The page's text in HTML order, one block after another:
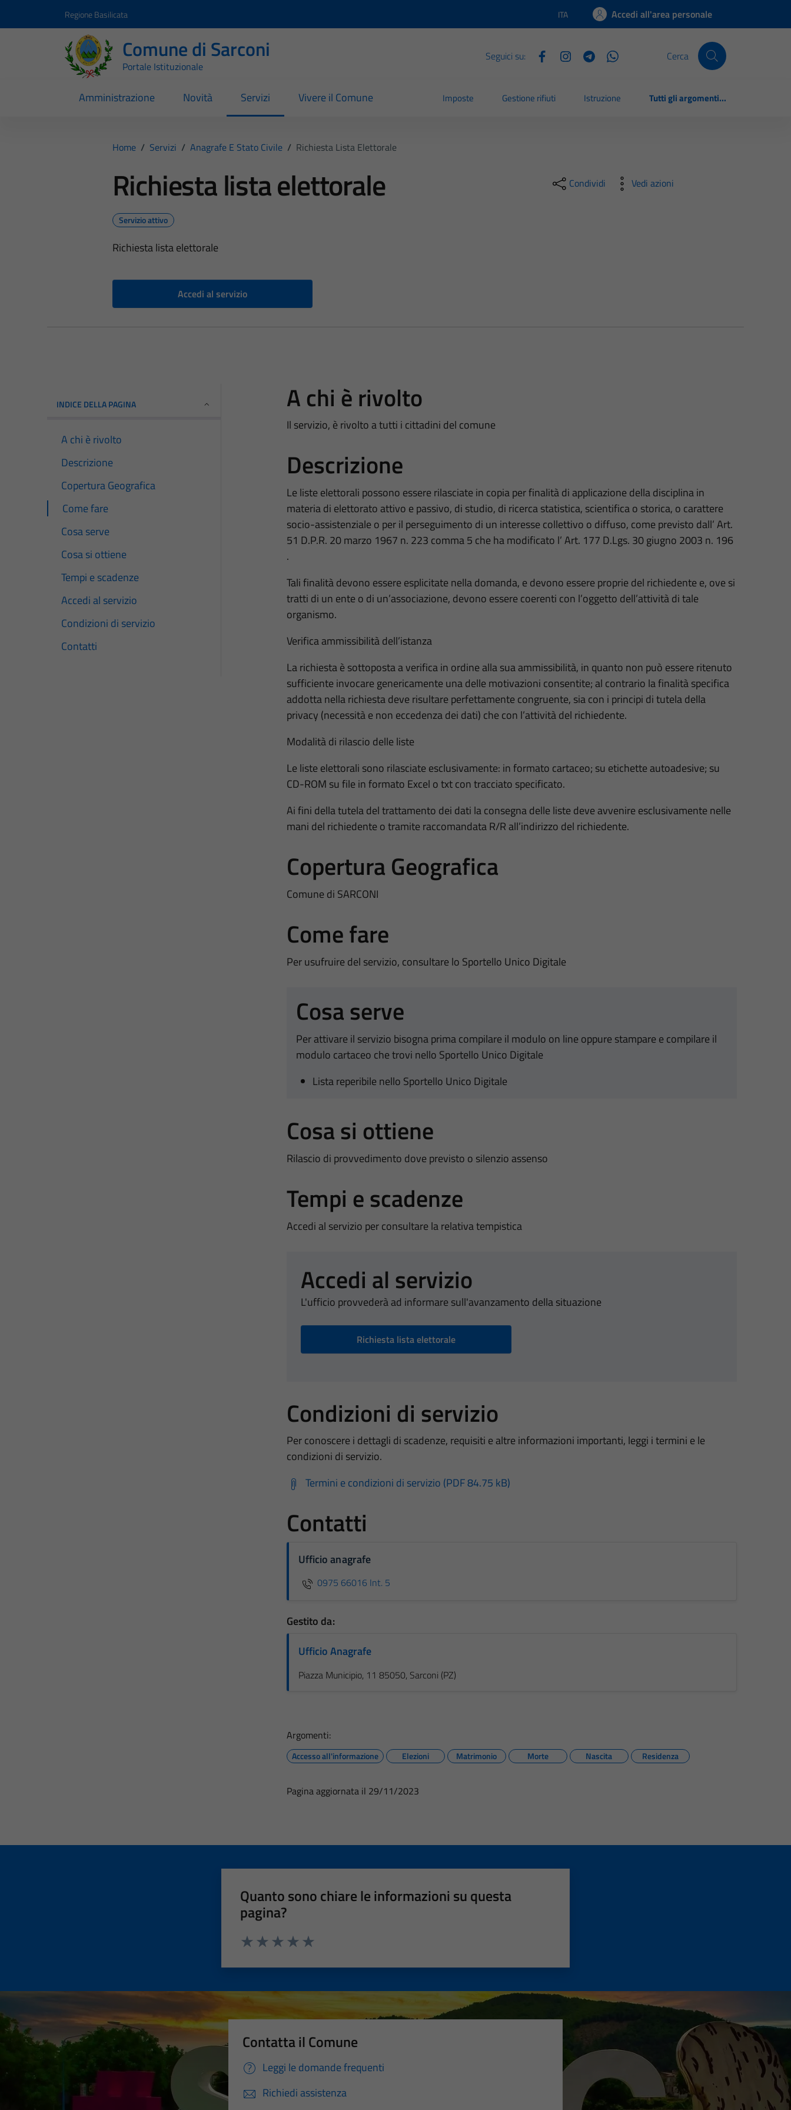
Regione Basilicata Lingua attiva:
ITA Accedi all'area personale
Comune di Sarconi
Portale Istituzionale
Seguici su: Cerca
Amministrazione Novità Servizi Vivere il Comune Imposte Gestione rifiuti Istruzione Tutti gli argomenti...
Home / Servizi / Anagrafe E Stato Civile / Richiesta Lista Elettorale
Richiesta lista elettorale
Servizio attivo
Richiesta lista elettorale
Accedi al servizio
Condividi Vedi azioni
INDICE DELLA PAGINA
A chi è rivolto
Descrizione
Copertura Geografica
Come fare
Cosa serve
Cosa si ottiene
Tempi e scadenze
Accedi al servizio
Condizioni di servizio
Contatti
A chi è rivolto
Il servizio, è rivolto a tutti i cittadini del comune
Descrizione
Le liste elettorali possono essere rilasciate in copia per finalità di applicazione della disciplina in
materia di elettorato attivo e passivo, di studio, di ricerca statistica, scientifica o storica, o carattere
socio-assistenziale o per il perseguimento di un interesse collettivo o diffuso, come previsto dall’ Art.
51 D.P.R. 20 marzo 1967 n. 223 comma 5 che ha modificato l’ Art. 177 D.Lgs. 30 giugno 2003 n. 196
.
Tali finalità devono essere esplicitate nella domanda, e devono essere proprie del richiedente e, ove si
tratti di un ente o di un’associazione, devono essere coerenti con l’oggetto dell’attività di tale
organismo.
Verifica ammissibilità dell’istanza
La richiesta è sottoposta a verifica in ordine alla sua ammissibilità, in quanto non può essere ritenuto
sufficiente invocare genericamente una delle motivazioni consentite; al contrario la finalità specifica
addotta nella richiesta deve risultare perfettamente congruente, sia con i principi di tutela della
privacy (necessità e non eccedenza dei dati) che con l’attività del richiedente.
Modalità di rilascio delle liste
Le liste elettorali sono rilasciate esclusivamente: in formato cartaceo; su etichette autoadesive; su
CD-ROM su file in formato Excel o txt con tracciato specificato.
Ai fini della tutela del trattamento dei dati la consegna delle liste deve avvenire esclusivamente nelle
mani del richiedente o tramite raccomandata R/R all’indirizzo del richiedente.
Copertura Geografica
Comune di SARCONI
Come fare
Per usufruire del servizio, consultare lo Sportello Unico Digitale
Cosa serve
Per attivare il servizio bisogna prima compilare il modulo on line oppure stampare e compilare il
modulo cartaceo che trovi nello Sportello Unico Digitale
Lista reperibile nello Sportello Unico Digitale
Cosa si ottiene
Rilascio di provvedimento dove previsto o silenzio assenso
Tempi e scadenze
Accedi al servizio per consultare la relativa tempistica
Accedi al servizio
L'ufficio provvederà ad informare sull'avanzamento della situazione
Richiesta lista elettorale
Condizioni di servizio
Per conoscere i dettagli di scadenze, requisiti e altre informazioni importanti, leggi i termini e le
condizioni di servizio.
Termini e condizioni di servizio (PDF 84.75 kB)
Contatti
Ufficio anagrafe
0975 66016 Int. 5
Gestito da:
Ufficio Anagrafe
Piazza Municipio, 11 85050, Sarconi (PZ)
Argomenti:
Accesso all'informazione Elezioni Matrimonio Morte Nascita Residenza
Pagina aggiornata il 29/11/2023
Quanto sono chiare le informazioni su questa
pagina?
Contatta il Comune
Leggi le domande frequenti
Richiedi assistenza